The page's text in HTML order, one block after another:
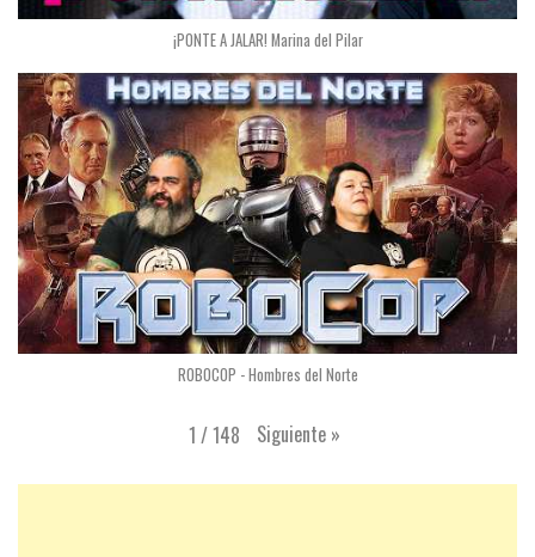
¡PONTE A JALAR! Marina del Pilar
ROBOCOP - Hombres del Norte
1 /148 Siguiente »